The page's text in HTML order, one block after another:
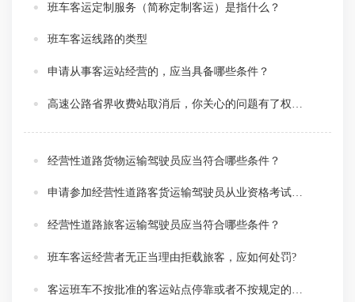
班车客运定制服务（简称定制客运）是指什么？
班车客运线路的类型
申请从事客运站经营的，应当具备哪些条件？
经营性道路货物运输驾驶员应当符合哪些条件？
申请参加经营性道路客货运输驾驶员从业资格考试需要准备哪些材料？
经营性道路旅客运输驾驶员应当符合哪些条件？
班车客运经营者无正当理由拒载旅客，应如何处罚?